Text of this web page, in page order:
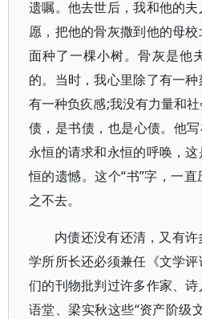
遗嘱。他去世后，我和他的
愿，把他的骨灰撒到他的母
面种了一棵小树。骨灰是他
的。当时，我心里除了有一
有一种负疚感;我没有力量和
债，是书债，也是心债。他
永恒的请求和永恒的呼唤，
恒的遗憾。这个“书”字，一
之不去。
内债还没有还清，又有
学所所长还必须兼任《文学
们的刊物批判过许多作家、
语堂、梁实秋这些“资产阶级